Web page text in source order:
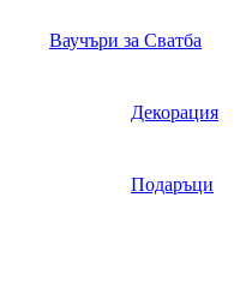
Ваучъри за Сватба
Декорация
Подаръци